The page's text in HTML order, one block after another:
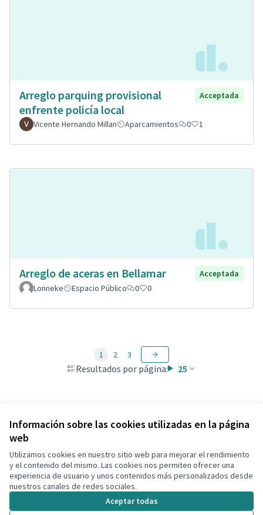
Información sobre las cookies utilizadas en la página
web
Utilizamos cookies en nuestro sitio web para mejorar el rendimiento
y el contenido del mismo. Las cookies nos permiten ofrecer una
experiencia de usuario y unos contenidos más personalizados desde
nuestros canales de redes sociales.
Aceptar todas
Arreglo parquing provisional
enfrente policía local
Acceptada
Vicente Hernando Millan Aparcamientos 0 1
Arreglo de aceras en Bellamar
Acceptada
Lonneke
Espacio Público 0 0
Resultados por página: 25
1 2 3
Ver todas las propuestas retiradas
Términos y condiciones de uso
Configuración de cookies
Decidim Calafell en X
(Enlace externo)
Decidim Calafell en Facebook
Decidim Calafell en YouTube
Decidim Calafell en GitHub
(Enlace externo)